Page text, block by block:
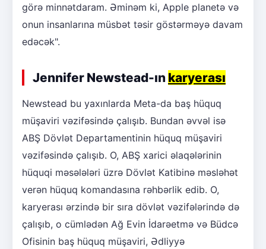
görə minnətdaram. Əminəm ki, Apple planetə və
onun insanlarına müsbət təsir göstərməyə davam
edəcək".
Jennifer Newstead-ın karyerası
Newstead bu yaxınlarda Meta-da baş hüquq
müşaviri vəzifəsində çalışıb. Bundan əvvəl isə
ABŞ Dövlət Departamentinin hüquq müşaviri
vəzifəsində çalışıb. O, ABŞ xarici əlaqələrinin
hüquqi məsələləri üzrə Dövlət Katibinə məsləhət
verən hüquq komandasına rəhbərlik edib. O,
karyerası ərzində bir sıra dövlət vəzifələrində də
çalışıb, o cümlədən Ağ Evin İdarəetmə və Büdcə
Ofisinin baş hüquq müşaviri, Ədliyyə